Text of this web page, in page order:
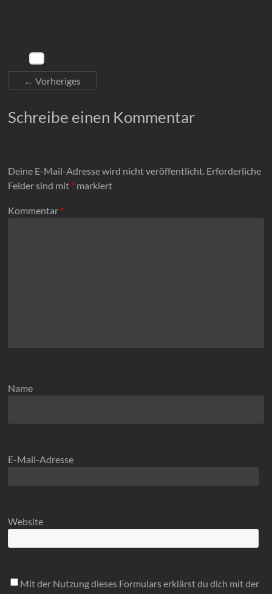
← Vorheriges
Schreibe einen Kommentar
Deine E-Mail-Adresse wird nicht veröffentlicht. Erforderliche
Felder sind mit * markiert
Kommentar *
Name
E-Mail-Adresse
Website
Mit der Nutzung dieses Formulars erklärst du dich mit der